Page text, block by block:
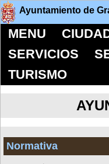
Ayuntamiento de
MENU
SERVICIOS
TURISMO
Normativa